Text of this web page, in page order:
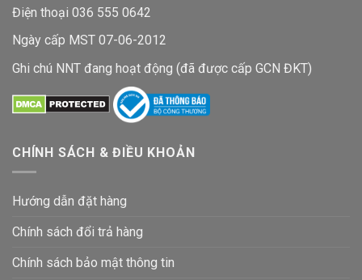
Điện thoại 036 555 0642
Ngày cấp MST 07-06-2012
Ghi chú NNT đang hoạt động (đã được cấp GCN ĐKT)
CHÍNH SÁCH & ĐIỀU KHOẢN
Hướng dẫn đặt hàng
Chính sách đổi trả hàng
Chính sách bảo mật thông tin